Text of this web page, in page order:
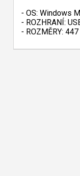
- OS: Windows
- ROZHRANÍ:
- ROZMĚRY: